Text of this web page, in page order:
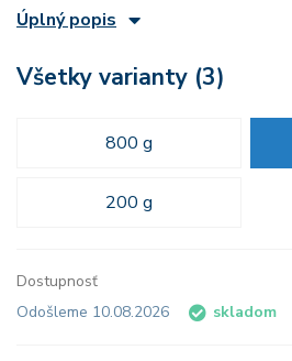
Úplný popis
Všetky varianty (3)
800 g
200 g
Dostupnosť
Odošleme 10.08.2026
skladom